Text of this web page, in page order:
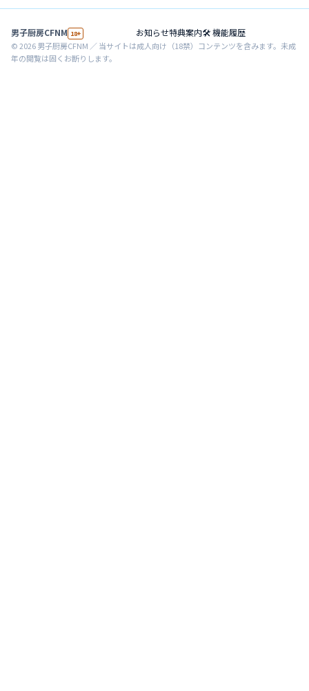
男子厨房CFNM 18+ お知らせ特典案内🛠 機能履歴
©2026男子厨房CFNM ／ 当サイトは成人向け（18禁）コンテンツを含みます。未成
年の閲覧は固くお断りします。